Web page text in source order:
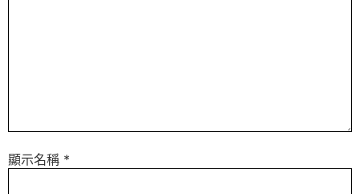
顯示名稱 *